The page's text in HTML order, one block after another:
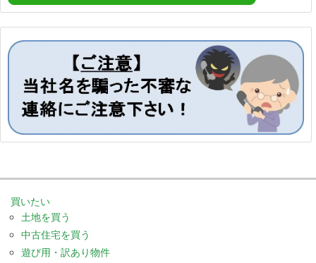
買いたい
土地を買う
中古住宅を買う
遊び用・訳あり物件